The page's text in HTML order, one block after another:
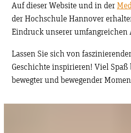
Auf dieser Website und in der
der Hochschule Hannover
Eindruck unserer umfangreichen
Lassen Sie sich von
Geschichte inspirieren! Viel Spaß
bewegter und bewegender